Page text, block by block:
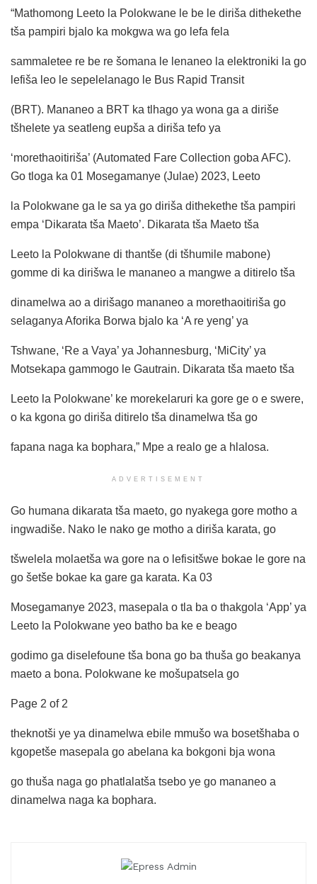
“Mathomong Leeto la Polokwane le be le diriša dithekethe
tša pampiri bjalo ka mokgwa wa go lefa fela
sammaletee re be re šomana le lenaneo la elektroniki la go
lefiša leo le sepelelanago le Bus Rapid Transit
(BRT). Mananeo a BRT ka tlhago ya wona ga a diriše
tšhelete ya seatleng eupša a diriša tefo ya
‘morethaoitiriša’ (Automated Fare Collection goba AFC).
Go tloga ka 01 Mosegamanye (Julae) 2023, Leeto
la Polokwane ga le sa ya go diriša dithekethe tša pampiri
empa ‘Dikarata tša Maeto’. Dikarata tša Maeto tša
Leeto la Polokwane di thantše (di tšhumile mabone)
gomme di ka dirišwa le mananeo a mangwe a ditirelo tša
dinamelwa ao a dirišago mananeo a morethaoitiriša go
selaganya Aforika Borwa bjalo ka ‘A re yeng’ ya
Tshwane, ‘Re a Vaya’ ya Johannesburg, ‘MiCity’ ya
Motsekapa gammogo le Gautrain. Dikarata tša maeto tša
Leeto la Polokwane’ ke morekelaruri ka gore ge o e swere,
o ka kgona go diriša ditirelo tša dinamelwa tša go
fapana naga ka bophara,” Mpe a realo ge a hlalosa.
ADVERTISEMENT
Go humana dikarata tša maeto, go nyakega gore motho a
ingwadiše. Nako le nako ge motho a diriša karata, go
tšwelela molaetša wa gore na o lefisitšwe bokae le gore na
go šetše bokae ka gare ga karata. Ka 03
Mosegamanye 2023, masepala o tla ba o thakgola ‘App’ ya
Leeto la Polokwane yeo batho ba ke e beago
godimo ga diselefoune tša bona go ba thuša go beakanya
maeto a bona. Polokwane ke mošupatsela go
Page 2 of 2
theknotši ye ya dinamelwa ebile mmušo wa bosetšhaba o
kgopetše masepala go abelana ka bokgoni bja wona
go thuša naga go phatlalatša tsebo ye go mananeo a
dinamelwa naga ka bophara.